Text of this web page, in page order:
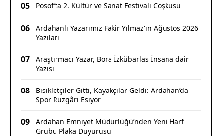
05 Posof’ta 2. Kültür ve Sanat Festivali Coşkusu
06
Ardahanlı Yazarımız Fakir Yılmaz'ın Ağustos 2026
Yazıları
07
Araştırmacı Yazar, Bora İzkübarlas İnsana dair
Yazısı
08
Bisikletçiler Gitti, Kayakçılar Geldi: Ardahan’da
Spor Rüzgârı Esiyor
09
Ardahan Emniyet Müdürlüğü’nden Yeni Harf
Grubu Plaka Duyurusu